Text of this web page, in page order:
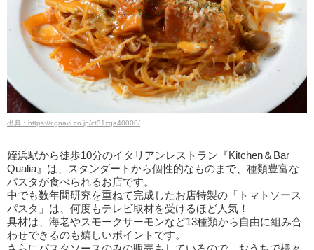
出典：https://r.gnavi.co.jp/ct31zga40000/
姪浜駅から徒歩10分のイタリアンレストラン『Kitchen＆Bar
Qualia』は、スタンダートから個性的なものまで、種類豊富な
パスタが食べられるお店です。
中でも数年間研究を重ねて完成したお店特製の「トマトソース
パスタ」は、何度もテレビ取材を受けるほど人気！
具材は、海老やスモークサーモンなど13種類から自由に組み合
わせできるのも嬉しいポイントです。